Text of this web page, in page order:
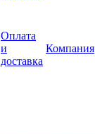
Оплата
и
доставка
Компания